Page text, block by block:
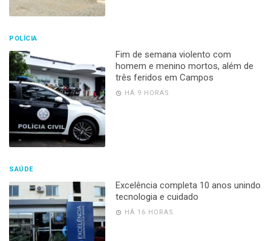
POLÍCIA
Fim de semana violento com
homem e menino mortos, além de
três feridos em Campos
HÁ 9 HORAS
SAÚDE
Excelência completa 10 anos unindo
tecnologia e cuidado
HÁ 16 HORAS